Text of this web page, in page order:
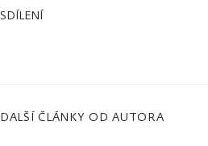
SDÍLENÍ
DALŠÍ ČLÁNKY OD AUTORA